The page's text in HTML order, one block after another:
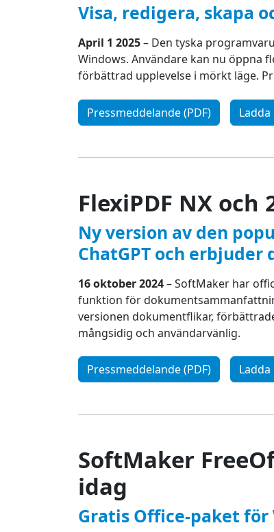
Visa, redigera, skapa
April 1 2025– Den tyska
Windows. Användare kan nu öppna
förbättrad upplevelse i mörkt läge.
Pressmeddelande (PDF)
FlexiPDF NX
Ny version av den
ChatGPT och
16 oktober 2024– SoftMaker har
funktion för
versionen dokumentflikar,
mångsidig och användarvänlig.
Pressmeddelande (PDF)
SoftMaker
idag
Gratis Office-paket för